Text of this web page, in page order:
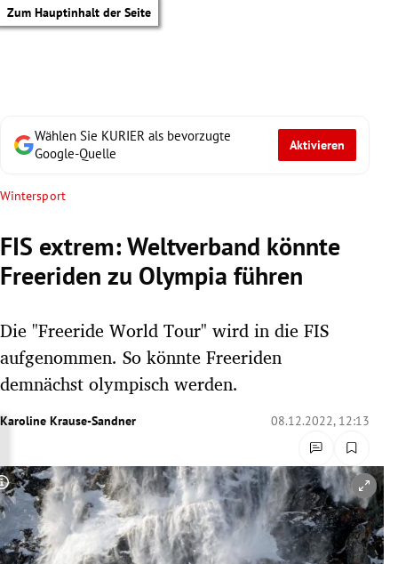
Zum Hauptinhalt der Seite
Untermenü
Untermenü
Untermenü
Untermenü
Wählen Sie KURIER als bevorzugte
Google-Quelle
Aktivieren
Wintersport
FIS extrem: Weltverband könnte
Freeriden zu Olympia führen
Die "Freeride World Tour" wird in die FIS
aufgenommen. So könnte Freeriden
demnächst olympisch werden.
Karoline Krause-Sandner 08.12.2022, 12:13
Copyright-Hinweis öffnen/schließen